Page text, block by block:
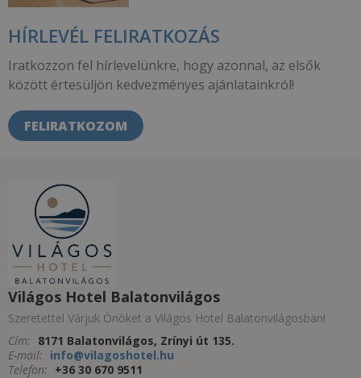
HÍRLEVÉL FELIRATKOZÁS
Iratkozzon fel hírlevelünkre, hogy azonnal, az elsők
között értesüljön kedvezményes ajánlatainkról!
FELIRATKOZOM
Világos Hotel Balatonvilágos
Szeretettel Várjuk Önöket a Világos Hotel Balatonvilágosban!
Cím: 8171 Balatonvilágos, Zrínyi út 135.
E-mail: info@vilagoshotel.hu
Telefon: +36 30 670 9511